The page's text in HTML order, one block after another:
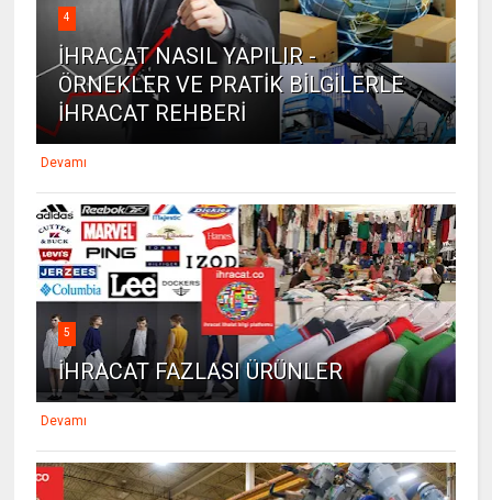
4
İHRACAT NASIL YAPILIR -
ÖRNEKLER VE PRATİK BİLGİLERLE
İHRACAT REHBERİ
Devamı
5
İHRACAT FAZLASI ÜRÜNLER
Devamı